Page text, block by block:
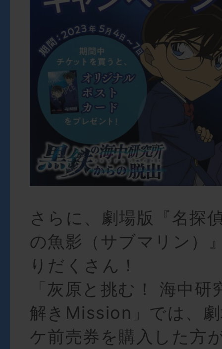
さらに、劇場版『名探
の魚影（サブマリン）
りだくさん！
「灰原と挑む！ 海中
解きMission」では、
ケ前売券を購入した方